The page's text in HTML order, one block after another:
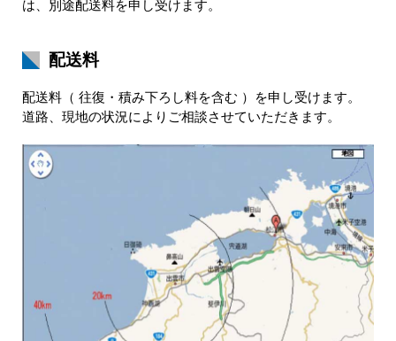
は、別途配送料を申し受けます。
配送料
配送料（ 往復・積み下ろし料を含む ）を申し受けます。
道路、現地の状況によりご相談させていただきます。